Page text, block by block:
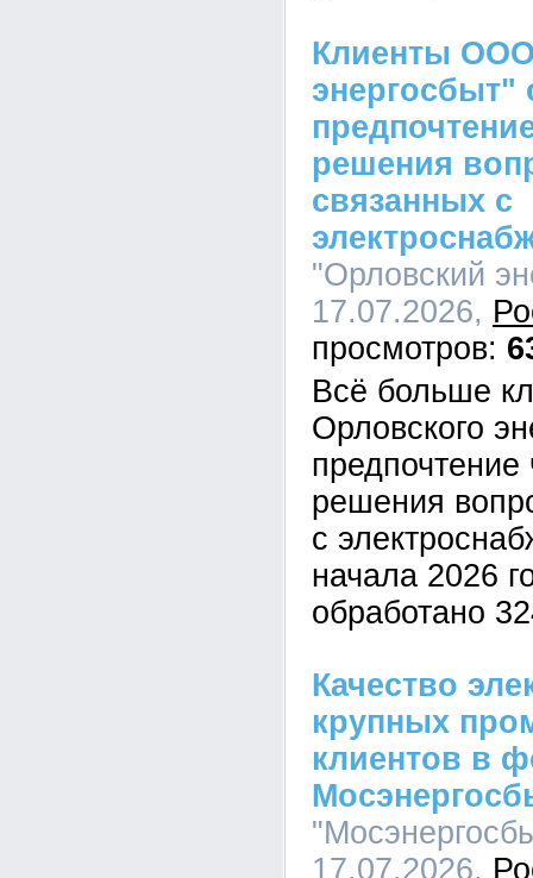
Клиенты
энергосбыт"
решения
связанных с
"Орловский
17.07.2026,
Всё больше
Орловского
предпочтение
решения
с
начала 2026
обработано
Качество
крупных
клиентов в
17.07.2026,